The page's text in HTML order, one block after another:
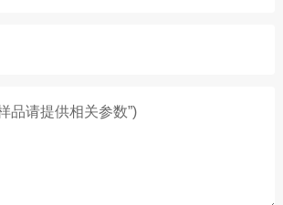
品请提供相关参数”)